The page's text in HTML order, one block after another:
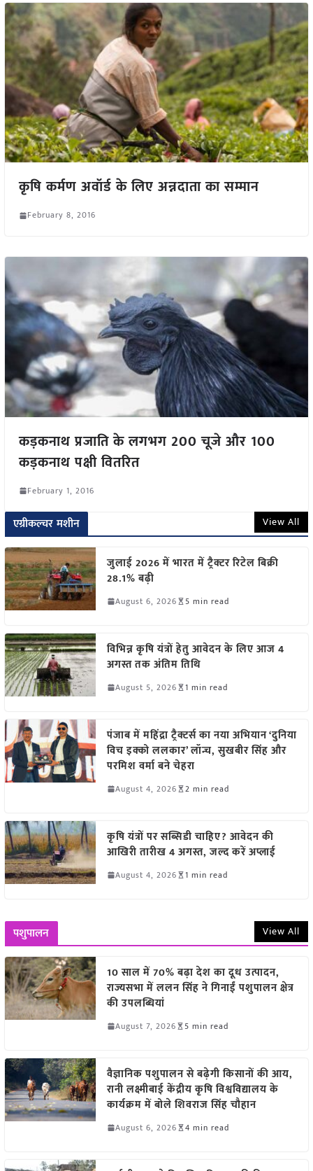
कृषि कर्मण अवॉर्ड के लिए अन्नदाता का सम्मान
February 8, 2016
कड़कनाथ प्रजाति के लगभग 200 चूजे और 100
कड़कनाथ पक्षी वितरित
February 1, 2016
एग्रीकल्चर मशीन View All
जुलाई 2026 में भारत में ट्रैक्टर रिटेल बिक्री
28.1% बढ़ी
August 6, 2026 5 min read
विभिन्न कृषि यंत्रों हेतु आवेदन के लिए आज 4
अगस्त तक अंतिम तिथि
August 5, 2026 1 min read
पंजाब में महिंद्रा ट्रैक्टर्स का नया अभियान ‘दुनिया
विच इक्को ललकार’ लॉन्च, सुखबीर सिंह और
परमिश वर्मा बने चेहरा
August 4, 2026 2 min read
कृषि यंत्रों पर सब्सिडी चाहिए? आवेदन की
आखिरी तारीख 4 अगस्त, जल्द करें अप्लाई
August 4, 2026 1 min read
पशुपालन View All
10 साल में 70% बढ़ा देश का दूध उत्पादन,
राज्यसभा में ललन सिंह ने गिनाईं पशुपालन क्षेत्र
की उपलब्धियां
August 7, 2026 5 min read
वैज्ञानिक पशुपालन से बढ़ेगी किसानों की आय,
रानी लक्ष्मीबाई केंद्रीय कृषि विश्वविद्यालय के
कार्यक्रम में बोले शिवराज सिंह चौहान
August 6, 2026 4 min read